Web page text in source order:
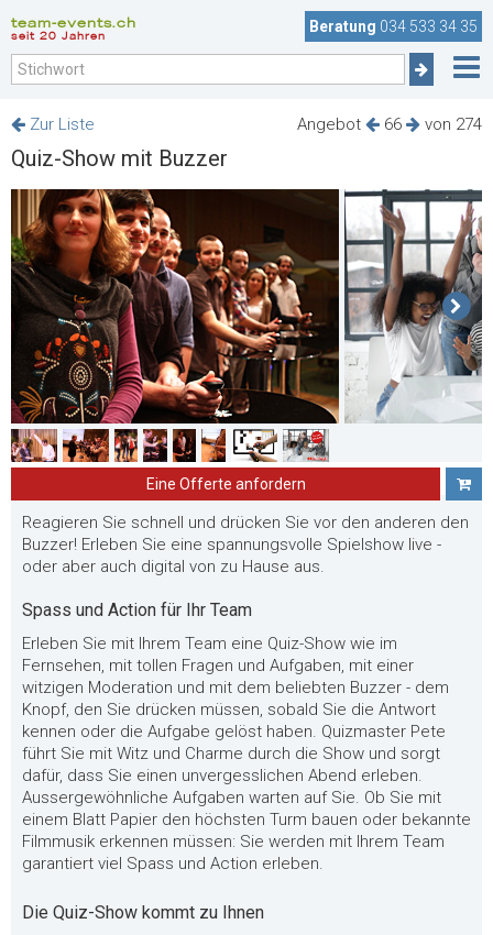
team-events.ch
seit 20 Jahren
Beratung 034 533 34 35
Angebot 66 von 274
Zur Liste
Quiz-Show mit Buzzer
Eine Offerte anfordern
Reagieren Sie schnell und drücken Sie vor den anderen den
Buzzer! Erleben Sie eine spannungsvolle Spielshow live -
oder aber auch digital von zu Hause aus.
Spass und Action für Ihr Team
Erleben Sie mit Ihrem Team eine Quiz-Show wie im
Fernsehen, mit tollen Fragen und Aufgaben, mit einer
witzigen Moderation und mit dem beliebten Buzzer - dem
Knopf, den Sie drücken müssen, sobald Sie die Antwort
kennen oder die Aufgabe gelöst haben. Quizmaster Pete
führt Sie mit Witz und Charme durch die Show und sorgt
dafür, dass Sie einen unvergesslichen Abend erleben.
Aussergewöhnliche Aufgaben warten auf Sie. Ob Sie mit
einem Blatt Papier den höchsten Turm bauen oder bekannte
Filmmusik erkennen müssen: Sie werden mit Ihrem Team
garantiert viel Spass und Action erleben.
Die Quiz-Show kommt zu Ihnen